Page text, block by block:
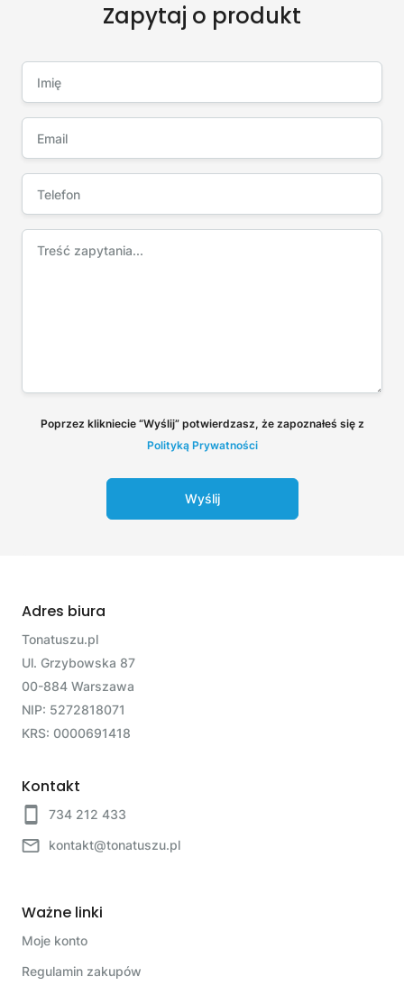
Zapytaj o produkt
Poprzez klikniecie “Wyślij” potwierdzasz, że zapoznałeś się z
Polityką Prywatności
Wyślij
Adres biura
Tonatuszu.pl
Ul. Grzybowska 87
00-884 Warszawa
NIP: 5272818071
KRS: 0000691418
Kontakt
734 212 433
kontakt@tonatuszu.pl
Ważne linki
Moje konto
Regulamin zakupów